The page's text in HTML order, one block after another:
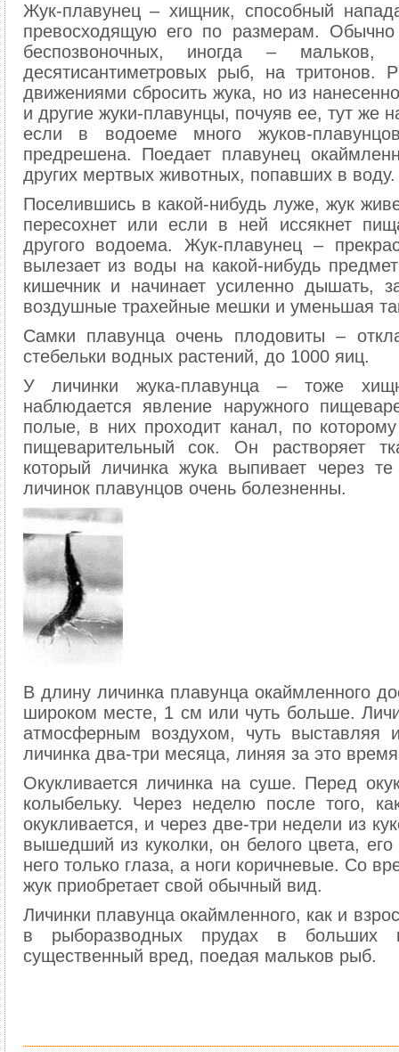
Жук-плавунец – хищник, способный
превосходящую его по размерам.
беспозвоночных, иногда –
десятисантиметровых рыб, на тритонов.
движениями сбросить жука, но из
и другие жуки-плавунцы, почуяв ее, тут же
если в водоеме много жуков-
предрешена. Поедает плавунец
других мертвых животных, попавших в воду.
Поселившись в какой-нибудь луже, жук
пересохнет или если в ней иссякнет
другого водоема. Жук-плавунец –
вылезает из воды на какой-нибудь
кишечник и начинает усиленно дышать,
воздушные трахейные мешки и уменьшая
Самки плавунца очень плодовиты –
стебельки водных растений, до 1000 яиц.
У личинки жука-плавунца – тоже
наблюдается явление наружного
полые, в них проходит канал, по
пищеварительный сок. Он растворяет
который личинка жука выпивает через
личинок плавунцов очень болезненны.
В длину личинка плавунца окаймленного
широком месте, 1 см или чуть больше.
атмосферным воздухом, чуть
личинка два-три месяца, линяя за это
Окукливается личинка на суше. Перед
колыбельку. Через неделю после того,
окукливается, и через две-три недели из
вышедший из куколки, он белого цвета,
него только глаза, а ноги коричневые. Со
жук приобретает свой обычный вид.
Личинки плавунца окаймленного, как и
в рыборазводных прудах в больших
существенный вред, поедая мальков рыб.